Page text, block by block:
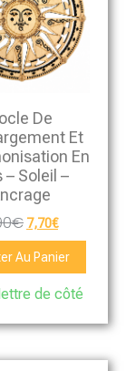
De
Et
En
– Soleil –
€ 7,70€
Au Panier
de côté